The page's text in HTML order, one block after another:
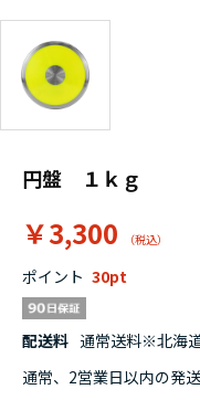
円盤 １ｋｇ
￥3,300
ポイント 30
配送料 通常送料※北海
通常、2営業日以内の発